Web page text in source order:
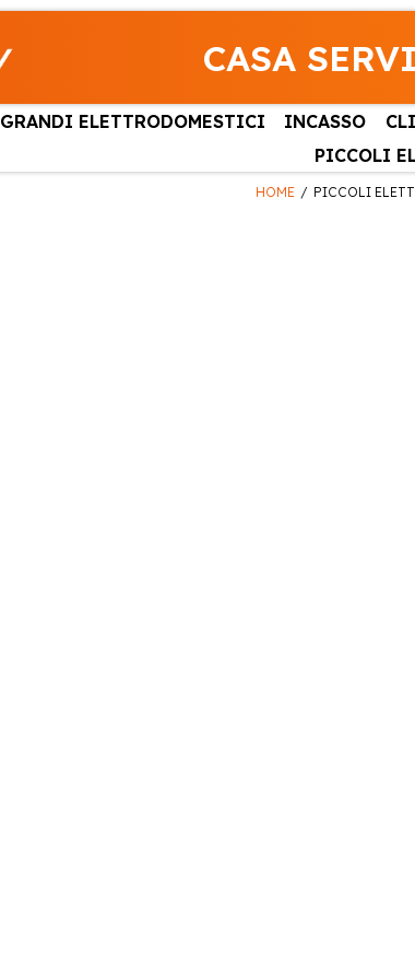
CASA
GRANDI ELETTRODOMESTICI INCASSO
PICCOLI
HOME PICCOLI